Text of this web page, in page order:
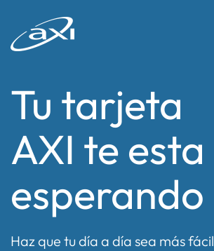
Tu tarjeta
AXI te esta
esperando
Haz que tu día a día sea más fácil